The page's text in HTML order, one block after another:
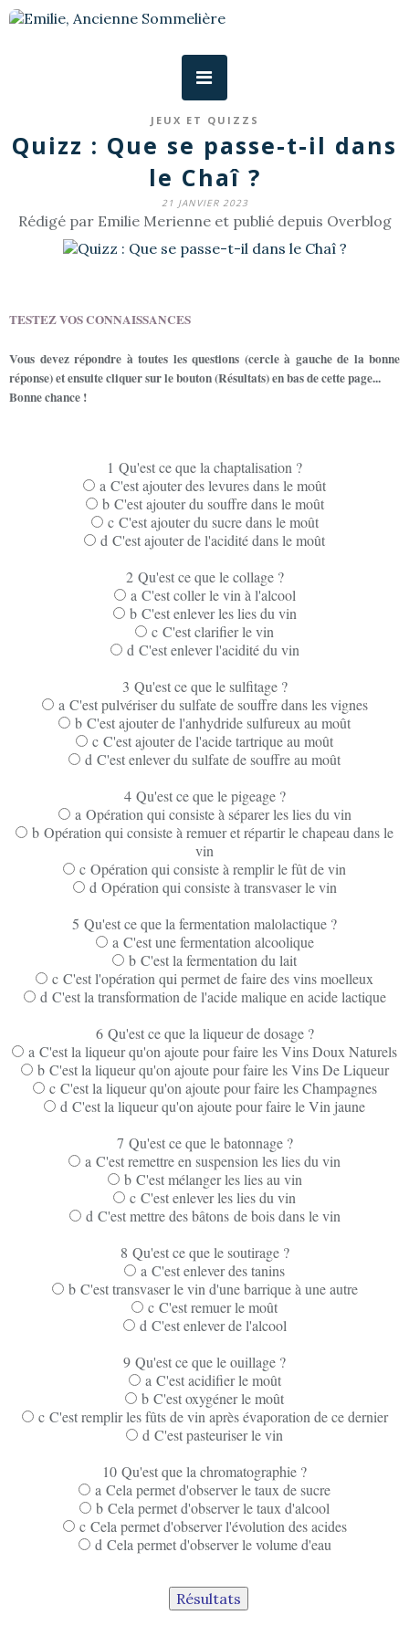
JEUX ET QUIZZS
Quizz : Que se passe-t-il dans
le Chaî ?
21 JANVIER 2023
Rédigé par Emilie Merienne et publié depuis Overblog
TESTEZ VOS CONNAISSANCES
Vous devez répondre à toutes les questions (cercle à gauche de la bonne
réponse) et ensuite cliquer sur le bouton (Résultats) en bas de cette page...
Bonne chance !
1 Qu'est ce que la chaptalisation ?
a C'est ajouter des levures dans le moût
b C'est ajouter du souffre dans le moût
c C'est ajouter du sucre dans le moût
d C'est ajouter de l'acidité dans le moût
2 Qu'est ce que le collage ?
a C'est coller le vin à l'alcool
b C'est enlever les lies du vin
c C'est clarifier le vin
d C'est enlever l'acidité du vin
3 Qu'est ce que le sulfitage ?
a C'est pulvériser du sulfate de souffre dans les vignes
b C'est ajouter de l'anhydride sulfureux au moût
c C'est ajouter de l'acide tartrique au moût
d C'est enlever du sulfate de souffre au moût
4 Qu'est ce que le pigeage ?
a Opération qui consiste à séparer les lies du vin
b Opération qui consiste à remuer et répartir le chapeau dans le
vin
c Opération qui consiste à remplir le fût de vin
d Opération qui consiste à transvaser le vin
5 Qu'est ce que la fermentation malolactique ?
a C'est une fermentation alcoolique
b C'est la fermentation du lait
c C'est l'opération qui permet de faire des vins moelleux
d C'est la transformation de l'acide malique en acide lactique
6 Qu'est ce que la liqueur de dosage ?
a C'est la liqueur qu'on ajoute pour faire les Vins Doux Naturels
b C'est la liqueur qu'on ajoute pour faire les Vins De Liqueur
c C'est la liqueur qu'on ajoute pour faire les Champagnes
d C'est la liqueur qu'on ajoute pour faire le Vin jaune
7 Qu'est ce que le batonnage ?
a C'est remettre en suspension les lies du vin
b C'est mélanger les lies au vin
c C'est enlever les lies du vin
d C'est mettre desbâtonsde bois dans le vin
8 Qu'est ce que le soutirage ?
a C'est enlever des tanins
b C'est transvaser le vin d'une barrique à une autre
c C'est remuer le moût
d C'est enlever de l'alcool
9 Qu'est ce que le ouillage ?
a C'est acidifier le moût
b C'est oxygéner le moût
c C'est remplir les fûts de vin après évaporation de ce dernier
d C'est pasteuriser le vin
10 Qu'est que la chromatographie ?
a Cela permet d'observer le taux de sucre
b Cela permet d'observer le taux d'alcool
c Cela permet d'observer l'évolution des acides
d Cela permet d'observer le volume d'eau